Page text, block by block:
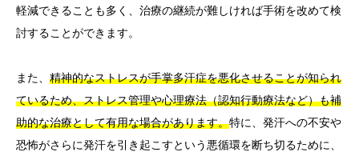
軽減できることも多く、治療の継続が難しければ手術を改めて検
討することができます。
また、 精神的なストレスが手掌多汗症を悪化させることが知られ
ているため、ストレス管理や心理療法（認知行動療法など）も補
助的な治療として有用な場合があります。特に、発汗への不安や
恐怖がさらに発汗を引き起こすという悪循環を断ち切るために、